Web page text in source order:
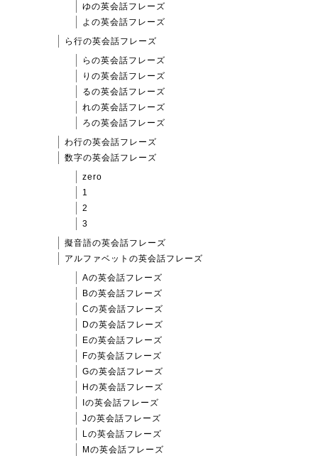
ゆの英会話フレーズ
よの英会話フレーズ
ら行の英会話フレーズ
らの英会話フレーズ
りの英会話フレーズ
るの英会話フレーズ
れの英会話フレーズ
ろの英会話フレーズ
わ行の英会話フレーズ
数字の英会話フレーズ
zero
1
2
3
擬音語の英会話フレーズ
アルファベットの英会話フレーズ
Aの英会話フレーズ
Bの英会話フレーズ
Cの英会話フレーズ
Dの英会話フレーズ
Eの英会話フレーズ
Fの英会話フレーズ
Gの英会話フレーズ
Hの英会話フレーズ
Iの英会話フレーズ
Jの英会話フレーズ
Lの英会話フレーズ
Mの英会話フレーズ